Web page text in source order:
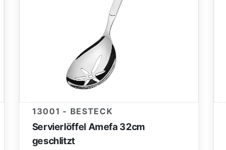
13001 - BESTECK
Servierlöffel Amefa 32cm
geschlitzt